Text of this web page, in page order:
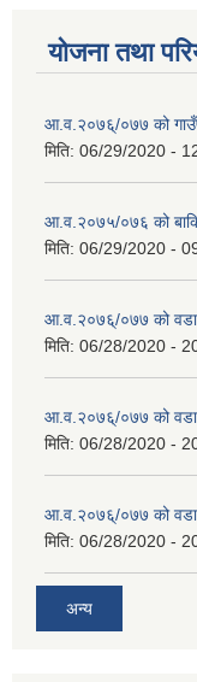
योजना तथा
आ.व.२०७६्/०७७ को
मिति: 06/29/2020 -
आ.व.२०७५/०७६ को बाकि
मिति: 06/29/2020 -
आ.व.२०७६्/०७७ को वडा
मिति: 06/28/2020 -
आ.व.२०७६्/०७७ को वडा
मिति: 06/28/2020 -
आ.व.२०७६्/०७७ को वडा
मिति: 06/28/2020 -
अन्य